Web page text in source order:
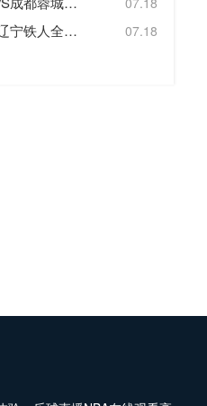
2026年07月17日北京国安VS辽宁铁人全场比赛录像回放 07.18